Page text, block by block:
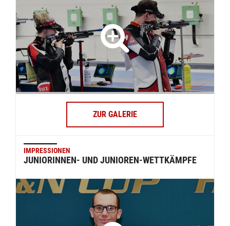
ZUR GALERIE
IMPRESSIONEN
JUNIORINNEN- UND JUNIOREN-WETTKÄMPFE